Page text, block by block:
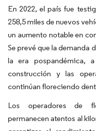
En 2022, el país fue
258,5 miles de nuevos
un aumento notable en
Se prevé que la demanda
la era pospandémica,
construcción y las
continúan floreciendo
Los operadores de
permanecen atentos al